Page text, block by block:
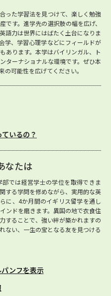
った学習法を見つけて、楽しく勉強
です。進学先の選択肢の幅を広げ、
語力は世界にはばたく土台になりま
学、学習心理学などにフィールドが
あります。本学はバイリンガル、ト
ターナショナルな環境です。ぜひ本
可能性を広げてください。
いるの？
なたは
では経営学士の学位を取得できま
する学問を修めながら、実用的な英
に、4か月間のイギリス留学を通し
ンドを磨きます。異国の地で衣食住
することで、強い絆が築かれますの
ない、一生の宝となる友を見つける
ンフを表示